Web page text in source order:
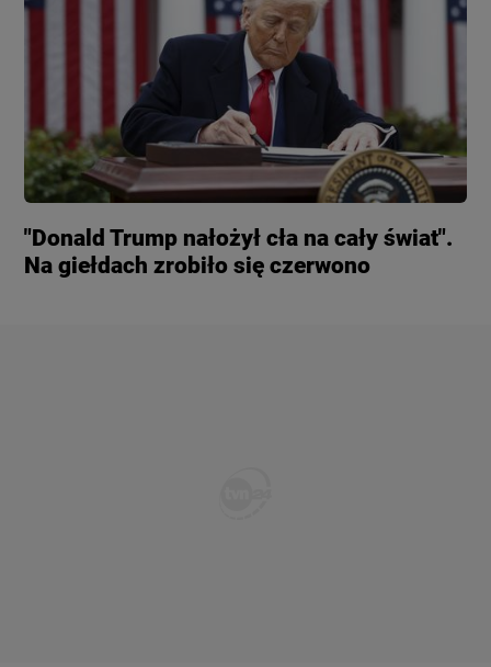
"Donald Trump nałożył cła na cały świat".
Na giełdach zrobiło się czerwono